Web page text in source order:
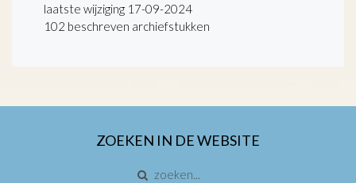
laatste wijziging 17-09-2024
102 beschreven archiefstukken
ZOEKEN IN DE WEBSITE